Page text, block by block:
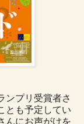
ンプリ受賞者さ
とも予定してい
んにお声がけを